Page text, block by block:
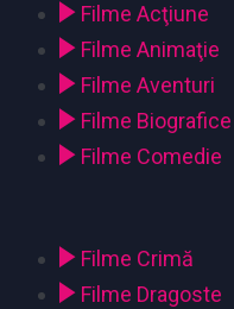
Filme Acţiune
Filme Animaţie
Filme Aventuri
Filme Biografice
Filme Comedie
Filme Crimă
Filme Dragoste